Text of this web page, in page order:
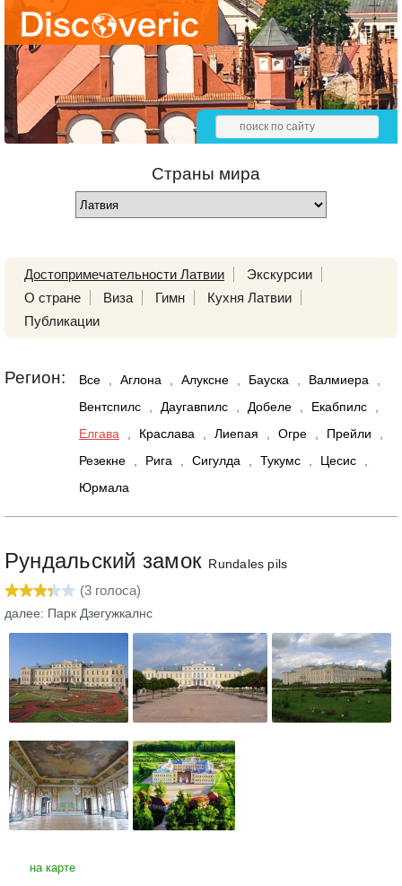
Страны мира
Достопримечательности Латвии
Экскурсии
О стране
Виза Гимн
Кухня Латвии
Публикации
Регион: Все Аглона Алуксне Бауска Валмиера
Вентспилс
Даугавпилс Добеле Екабпилс
Елгава
Краслава Лиепая Огре Прейли
Резекне
Рига Сигулда Тукумс Цесис
Юрмала
Рундальский замок Rundales pils
(3 голоса)
далее: Парк Дзегужкалнс
на карте